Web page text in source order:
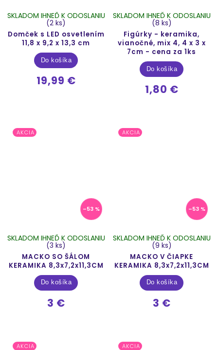
Domček s LED osvetlením
11,8 x 9,2 x 13,3 cm
SKLADOM IHNEĎ K ODOSLANIU
(2 ks)
19,99 €
Do košíka
Figúrky - keramika,
vianočné, mix 4, 4 x 3 x
7cm - cena za 1ks
SKLADOM IHNEĎ K ODOSLANIU
(8 ks)
1,80 €
Do košíka
AKCIA
–53 %
MACKO SO ŠÁLOM
KERAMIKA 8,3x7,2x11,3CM
SKLADOM IHNEĎ K ODOSLANIU
(3 ks)
3 €
Do košíka
AKCIA
–53 %
MACKO V ČIAPKE
KERAMIKA 8,3x7,2x11,3CM
SKLADOM IHNEĎ K ODOSLANIU
(9 ks)
3 €
Do košíka
AKCIA AKCIA